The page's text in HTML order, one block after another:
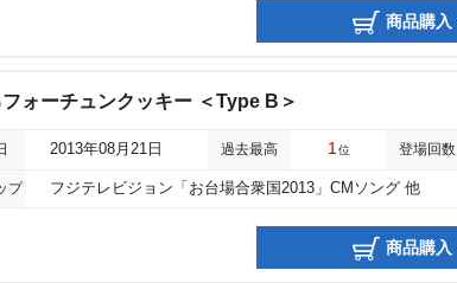
商品購入
ォーチュンクッキー ＜Type B＞
2013年08月21日 過去最高 1 位 登場回数
プ フジテレビジョン「お台場合衆国2013」CMソング 他
商品購入